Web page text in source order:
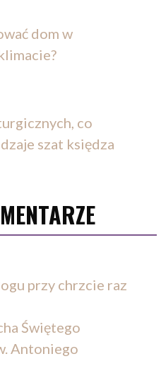
dom w
co
szat księdza
przy chrzcie raz
Świętego
Antoniego